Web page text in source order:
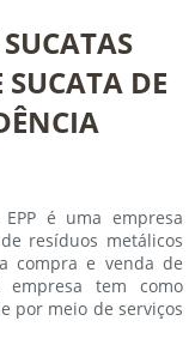
DE
é uma empresa
resíduos metálicos
compra e venda de
empresa tem como
por meio de serviços